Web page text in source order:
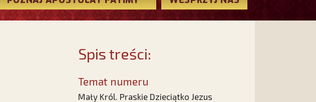
Spis treści:
Temat numeru
Mały Król. Praskie Dzieciątko Jezus